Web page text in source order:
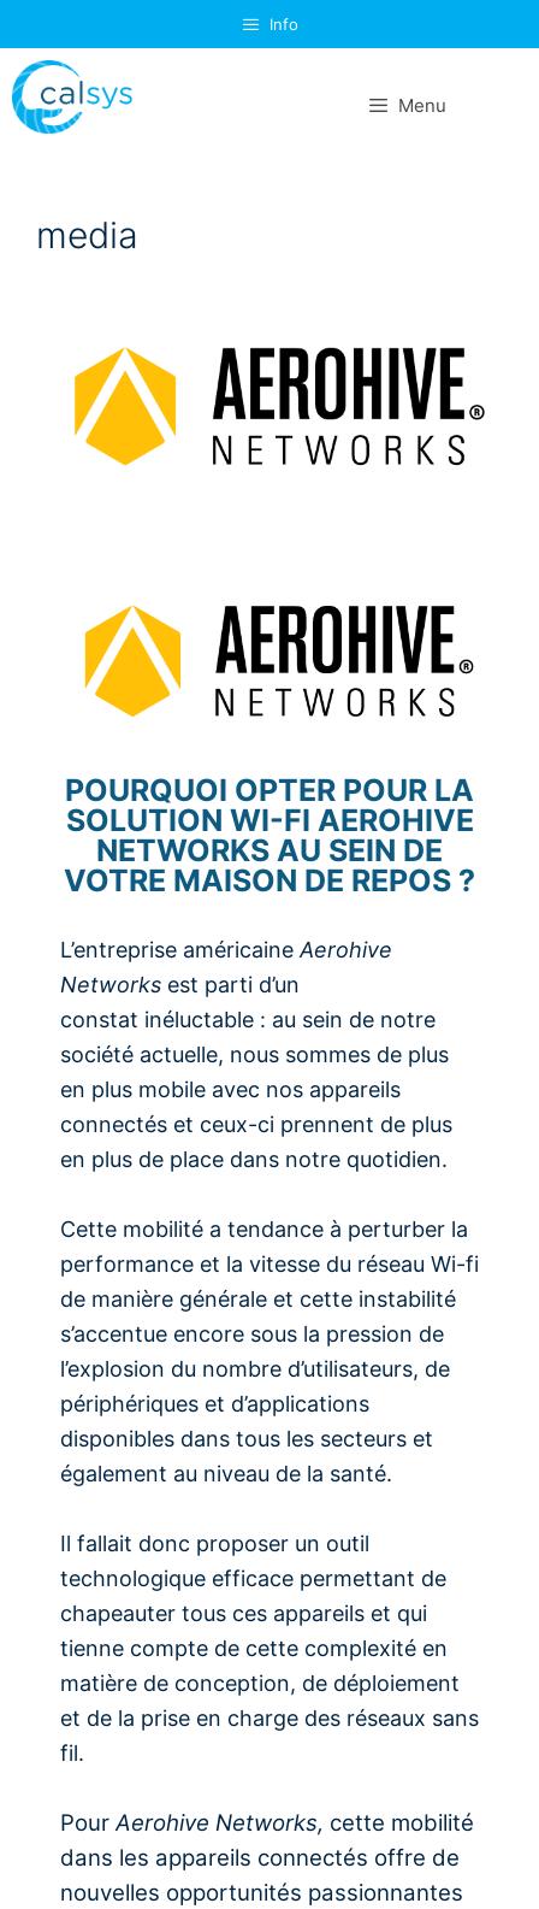
Info
Menu
media
POURQUOI OPTER POUR LA
SOLUTION WI-FI AEROHIVE
NETWORKS AU SEIN DE
VOTRE MAISON DE REPOS ?
L’entreprise américaine Aerohive
Networks est parti d’un
constat inéluctable : au sein de notre
société actuelle, nous sommes de plus
en plus mobile avec nos appareils
connectés et ceux-ci prennent de plus
en plus de place dans notre quotidien.
Cette mobilité a tendance à perturber la
performance et la vitesse du réseau Wi-fi
de manière générale et cette instabilité
s’accentue encore sous la pression de
l’explosion du nombre d’utilisateurs, de
périphériques et d’applications
disponibles dans tous les secteurs et
également au niveau de la santé.
Il fallait donc proposer un outil
technologique efficace permettant de
chapeauter tous ces appareils et qui
tienne compte de cette complexité en
matière de conception, de déploiement
et de la prise en charge des réseaux sans
fil.
PourAerohive Networks, cette mobilité
dans les appareils connectés offre de
nouvelles opportunités passionnantes